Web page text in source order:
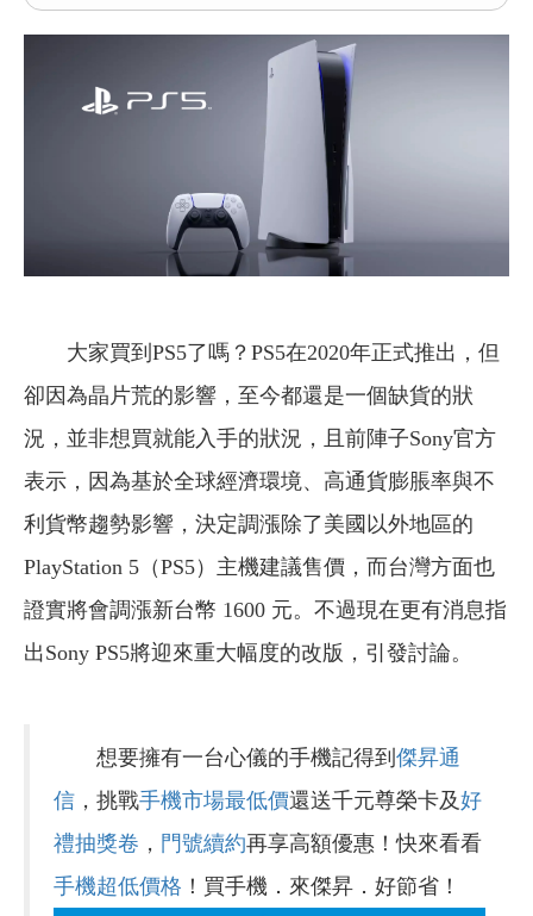
大家買到PS5了嗎？PS5在2020年正式推出，但
卻因為晶片荒的影響，至今都還是一個缺貨的狀
況，並非想買就能入手的狀況，且前陣子Sony官方
表示，因為基於全球經濟環境、高通貨膨脹率與不
利貨幣趨勢影響，決定調漲除了美國以外地區的
PlayStation 5（PS5）主機建議售價，而台灣方面也
證實將會調漲新台幣 1600 元。不過現在更有消息指
出Sony PS5將迎來重大幅度的改版，引發討論。
想要擁有一台心儀的手機記得到 傑昇通
信 ，挑戰手機市場最低價還送千元尊榮卡及好
禮抽獎卷 ， 門號續約再享高額優惠！快來看看
手機超低價格 ！買手機．來傑昇．好節省！